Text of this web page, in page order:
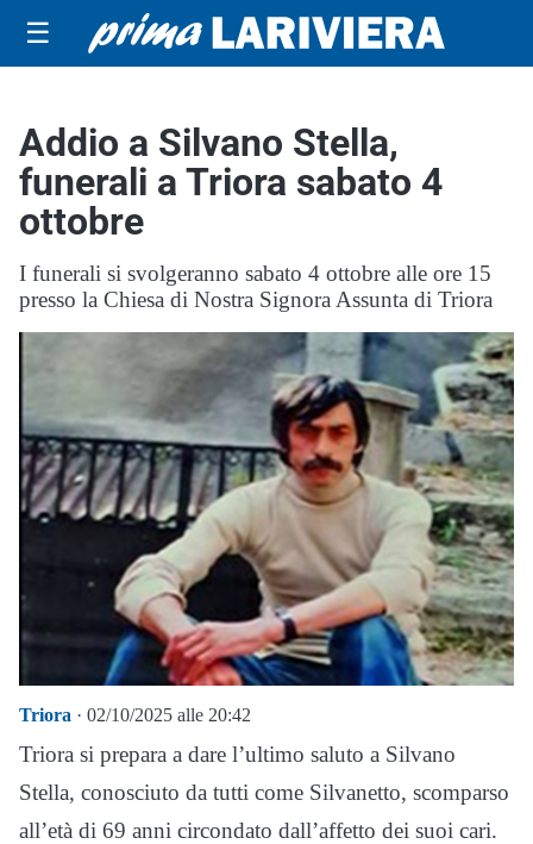
☰
Addio a Silvano Stella,
funerali a Triora sabato 4
ottobre
I funerali si svolgeranno sabato 4 ottobre alle ore 15
presso la Chiesa di Nostra Signora Assunta di Triora
Triora · 02/10/2025 alle 20:42
Triora si prepara a dare l’ultimo saluto a Silvano
Stella, conosciuto da tutti come Silvanetto, scomparso
all’età di 69 anni circondato dall’affetto dei suoi cari.